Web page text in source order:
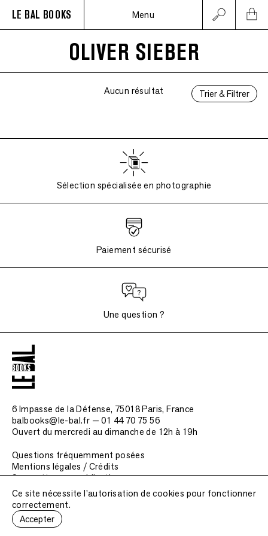
LE BAL BOOKS Menu
OLIVER SIEBER
Trier & Filtrer
Aucun résultat
Sélection spécialisée en photographie
Paiement sécurisé
Une question ?
6 Impasse de la Défense, 75018 Paris, France
balbooks@le-bal.fr — 01 44 70 75 56
Ouvert du mercredi au dimanche de 12h à 19h
Questions fréquemment posées
Mentions légales / Crédits
Soumettre une publication
Ce site nécessite l'autorisation de cookies pour fonctionner
correctement.
Accepter